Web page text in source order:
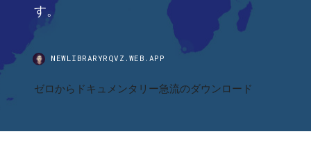
す。
NEWLIBRARYRQVZ.WEB.APP
ゼロからドキュメンタリー急流のダウンロード